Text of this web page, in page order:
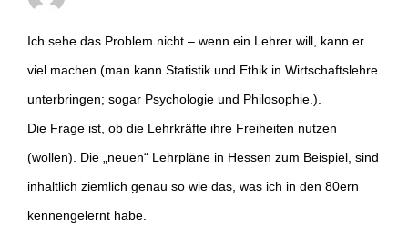
Ich sehe das Problem nicht – wenn ein Lehrer will, kann er
viel machen (man kann Statistik und Ethik in Wirtschaftslehre
unterbringen; sogar Psychologie und Philosophie.).
Die Frage ist, ob die Lehrkräfte ihre Freiheiten nutzen
(wollen). Die „neuen“ Lehrpläne in Hessen zum Beispiel, sind
inhaltlich ziemlich genau so wie das, was ich in den 80ern
kennengelernt habe.